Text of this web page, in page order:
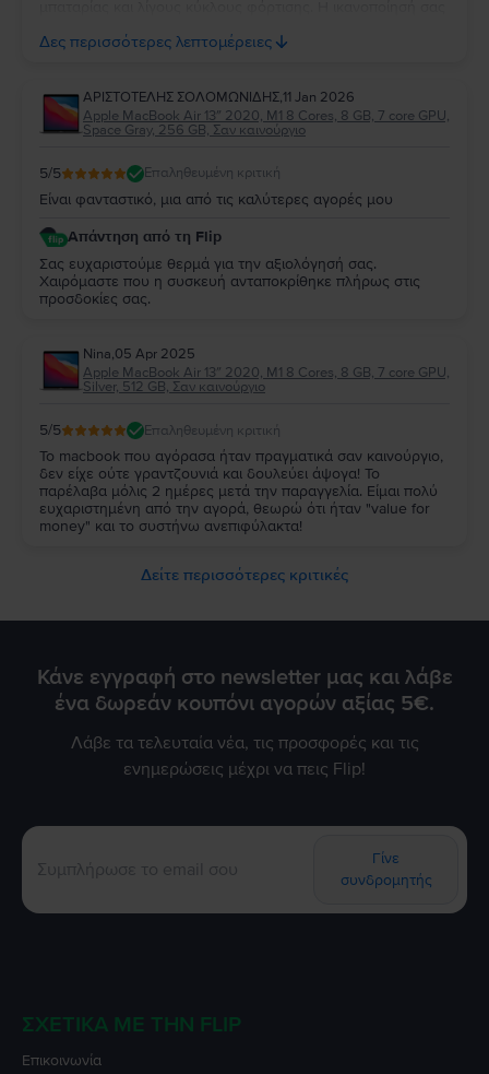
που θεωρήσατε ότι άξιζε κάθε ευρώ!
Δες περισσότερες λεπτομέρειες
ΑΡΙΣΤΟΤΕΛΗΣ ΣΟΛΟΜΩΝΙΔΗΣ,11 Jan 2026
Apple MacBook Air 13″ 2020, M1 8 Cores, 8 GB, 7 core GPU,
Space Gray, 256 GB, Σαν καινούργιο
5/5 Επαληθευμένη κριτική
Είναι φανταστικό, μια από τις καλύτερες αγορές μου
Απάντηση από τη Flip
Σας ευχαριστούμε θερμά για την αξιολόγησή σας.
Χαιρόμαστε που η συσκευή ανταποκρίθηκε πλήρως στις
προσδοκίες σας.
Nina,05 Apr 2025
Apple MacBook Air 13″ 2020, M1 8 Cores, 8 GB, 7 core GPU,
Silver, 512 GB, Σαν καινούργιο
5/5 Επαληθευμένη κριτική
Το macbook που αγόρασα ήταν πραγματικά σαν καινούργιο,
δεν είχε ούτε γραντζουνιά και δουλεύει άψογα! Το
παρέλαβα μόλις 2 ημέρες μετά την παραγγελία. Είμαι πολύ
ευχαριστημένη από την αγορά, θεωρώ ότι ήταν "value for
money" και το συστήνω ανεπιφύλακτα!
Δείτε περισσότερες κριτικές
Κάνε εγγραφή στο newsletter μας και λάβε
ένα δωρεάν κουπόνι αγορών αξίας 5€.
Λάβε τα τελευταία νέα, τις προσφορές και τις
ενημερώσεις μέχρι να πεις Flip!
Γίνε
συνδρομητής
ΣΧΕΤΙΚΆ ΜΕ ΤΗΝ FLIP
Επικοινωνία